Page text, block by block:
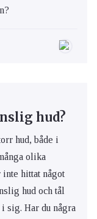
hud?
hud, både i
olika
hittat något
hud och tål
sig. Har du några